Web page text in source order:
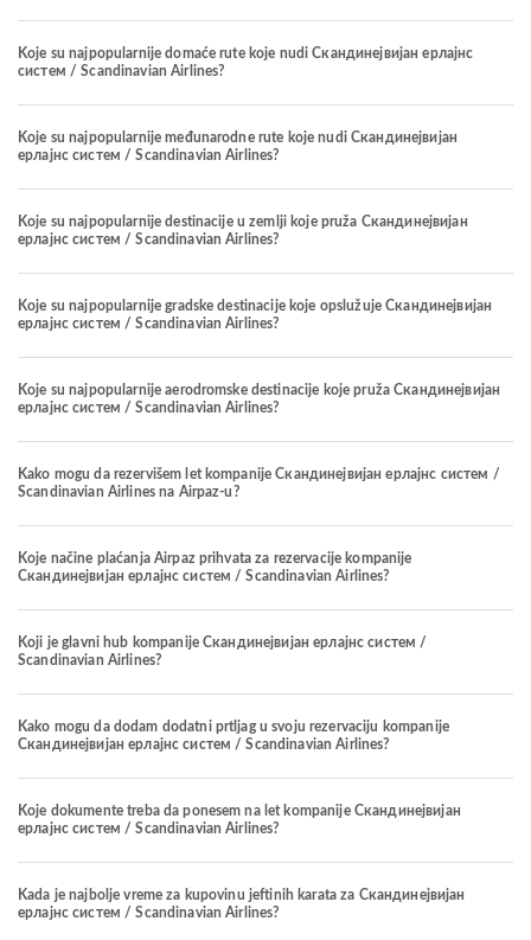
Koje su najpopularnije domaće rute koje nudi Скандинејвијан ерлајнс
систем / Scandinavian Airlines?
Koje su najpopularnije međunarodne rute koje nudi Скандинејвијан
ерлајнс систем / Scandinavian Airlines?
Koje su najpopularnije destinacije u zemlji koje pruža Скандинејвијан
ерлајнс систем / Scandinavian Airlines?
Koje su najpopularnije gradske destinacije koje opslužuje Скандинејвијан
ерлајнс систем / Scandinavian Airlines?
Koje su najpopularnije aerodromske destinacije koje pruža Скандинејвијан
ерлајнс систем / Scandinavian Airlines?
Kako mogu da rezervišem let kompanije Скандинејвијан ерлајнс систем /
Scandinavian Airlines na Airpaz-u?
Koje načine plaćanja Airpaz prihvata za rezervacije kompanije
Скандинејвијан ерлајнс систем / Scandinavian Airlines?
Koji je glavni hub kompanije Скандинејвијан ерлајнс систем /
Scandinavian Airlines?
Kako mogu da dodam dodatni prtljag u svoju rezervaciju kompanije
Скандинејвијан ерлајнс систем / Scandinavian Airlines?
Koje dokumente treba da ponesem na let kompanije Скандинејвијан
ерлајнс систем / Scandinavian Airlines?
Kada je najbolje vreme za kupovinu jeftinih karata za Скандинејвијан
ерлајнс систем / Scandinavian Airlines?